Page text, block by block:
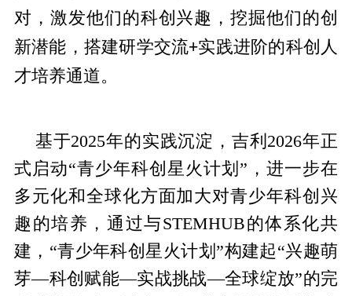
对，激发他们的科创兴趣，挖掘他们的创
新潜能，搭建研学交流+实践进阶的科创人
才培养通道。
基于2025年的实践沉淀，吉利2026年正
式启动“青少年科创星火计划”，进一步在
多元化和全球化方面加大对青少年科创兴
趣的培养，通过与STEMHUB的体系化共
建，“青少年科创星火计划”构建起“兴趣萌
芽—科创赋能—实战挑战—全球绽放”的完